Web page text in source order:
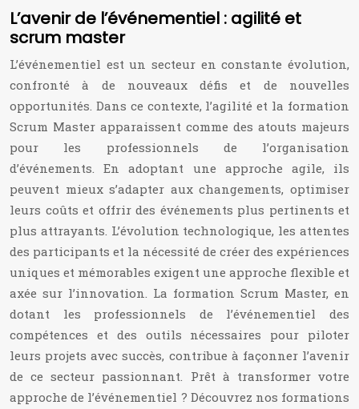
L’avenir de l’événementiel : agilité et
scrum master
L’événementiel est un secteur en constante évolution,
confronté à de nouveaux défis et de nouvelles
opportunités. Dans ce contexte, l’agilité et la formation
Scrum Master apparaissent comme des atouts majeurs
pour les professionnels de l’organisation
d’événements. En adoptant une approche agile, ils
peuvent mieux s’adapter aux changements, optimiser
leurs coûts et offrir des événements plus pertinents et
plus attrayants. L’évolution technologique, les attentes
des participants et la nécessité de créer des expériences
uniques et mémorables exigent une approche flexible et
axée sur l’innovation. La formation Scrum Master, en
dotant les professionnels de l’événementiel des
compétences et des outils nécessaires pour piloter
leurs projets avec succès, contribue à façonner l’avenir
de ce secteur passionnant. Prêt à transformer votre
approche de l’événementiel ? Découvrez nos formations